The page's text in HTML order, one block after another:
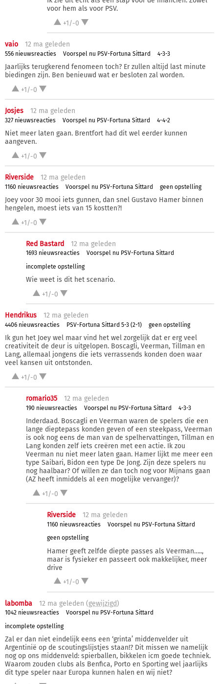
voor hem als voor PSV.
+1/-0
vaio 12 ma geleden
556 nieuwsreacties Voorspel nu PSV-Fortuna Sittard 4-3-3
Jaarlijks terugkerend fenomeen toch? Er zullen altijd last minute
biedingen zijn. Ben benieuwd wat er besloten zal worden.
+1/-0
Josjes 12 ma geleden
327 nieuwsreacties Voorspel nu PSV-Fortuna Sittard 4-4-2
Niet meer laten gaan. Brentfort had dit wel eerder kunnen
aangeven.
+1/-0
Riverside 12 ma geleden
1160 nieuwsreacties Voorspel nu PSV-Fortuna Sittard geen opstelling
Joey voor 30 mooi iets gunnen, dan snel Gustavo Hamer binnen
hengelen, moest iets van 15 kostten?!
+1/-0
Red Bastard 12 ma geleden
1693 nieuwsreacties
Voorspel nu PSV-Fortuna Sittard
incomplete opstelling
Wie weet is dit het scenario.
+1/-0
Hendrikus 12 ma geleden
4406 nieuwsreacties PSV-Fortuna Sittard 5-3 (2-1) geen opstelling
Ik gun het Joey wel maar vind het wel zorgelijk dat er erg veel
creativiteit de deur is uitgelopen. Boscagli, Veerman, Tillman en
Lang, allemaal jongens die iets verrassends konden doen waar
veel kansen uit ontstonden.
+1/-0
romario35 12 ma geleden
190 nieuwsreacties Voorspel nu PSV-Fortuna Sittard 4-3-3
Inderdaad. Boscagli en Veerman waren de spelers die een
lange dieptepass konden geven of een steekpass, Veerman
is ook nog eens de man van de spelhervattingen, Tillman en
Lang konden zelf iets creëren met een actie. Ik zou
Veerman nu niet meer laten gaan. Hamer lijkt me meer een
type Saibari, Bidon een type De Jong. Zijn deze spelers nu
nog haalbaar? Of willen ze dan toch nog voor Mijnans gaan
(AZ heeft inmiddels al een mogelijke vervanger)?
+1/-0
Riverside 12 ma geleden
1160 nieuwsreacties
Voorspel nu PSV-Fortuna Sittard
geen opstelling
Hamer geeft zelfde diepte passes als Veerman…..,
maar is fysieker en passeert ook makkelijker, meer
drive
+1/-0
labomba 12 ma geleden (gewijzigd)
1042 nieuwsreacties
Voorspel nu PSV-Fortuna Sittard
incomplete opstelling
Zal er dan niet eindelijk eens een ‘grinta’ middenvelder uit
Argentinië op de scoutingslijstjes staan!? Dit missen we namelijk
nog op ons middenveld: spierballen, bikkelen icm goede techniek.
Waarom zouden clubs als Benfica, Porto en Sporting wel jaarlijks
dit type speler naar Europa kunnen halen en wij niet?